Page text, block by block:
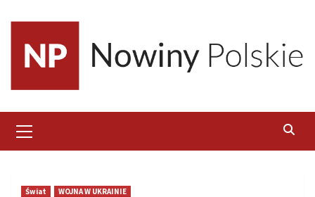
content
Menu
Świat WOJNA W UKRAINIE